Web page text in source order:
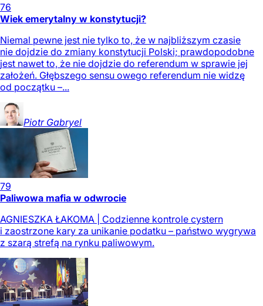
76
Wiek emerytalny w konstytucji?
Niemal pewne jest nie tylko to, że w najbliższym czasie
nie dojdzie do zmiany konstytucji Polski; prawdopodobne
jest nawet to, że nie dojdzie do referendum w sprawie jej
założeń. Głębszego sensu owego referendum nie widzę
od początku –...
Piotr Gabryel
79
Paliwowa mafia w odwrocie
AGNIESZKA ŁAKOMA | Codzienne kontrole cystern
i zaostrzone kary za unikanie podatku – państwo wygrywa
z szarą strefą na rynku paliwowym.